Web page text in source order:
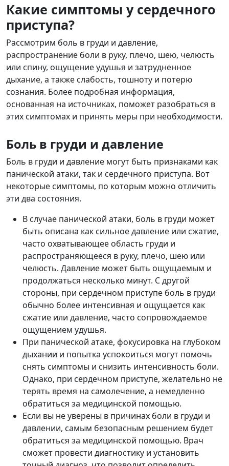
Какие симптомы у сердечного
приступа?
Рассмотрим боль в груди и давление,
распространение боли в руку, плечо, шею, челюсть
или спину, ощущение удушья и затрудненное
дыхание, а также слабость, тошноту и потерю
сознания. Более подробная информация,
основанная на источниках, поможет разобраться в
этих симптомах и принять меры при необходимости.
Боль в груди и давление
Боль в груди и давление могут быть признаками как
панической атаки, так и сердечного приступа. Вот
некоторые симптомы, по которым можно отличить
эти два состояния.
В случае панической атаки, боль в груди может
быть описана как сильное давление или сжатие,
часто охватывающее область груди и
распространяющееся в руку, плечо, шею или
челюсть. Давление может быть ощущаемым и
продолжаться несколько минут. С другой
стороны, при сердечном приступе боль в груди
обычно более интенсивная и ощущается как
сжатие или давление, часто сопровождаемое
ощущением удушья.
При панической атаке, фокусировка на глубоком
дыхании и попытка успокоиться могут помочь
снять симптомы и снизить интенсивность боли.
Однако, при сердечном приступе, желательно не
терять время на самолечение, а немедленно
обратиться за медицинской помощью.
Если вы не уверены в причинах боли в груди и
давлении, самым безопасным решением будет
обратиться за медицинской помощью. Врач
сможет провести диагностику и установить